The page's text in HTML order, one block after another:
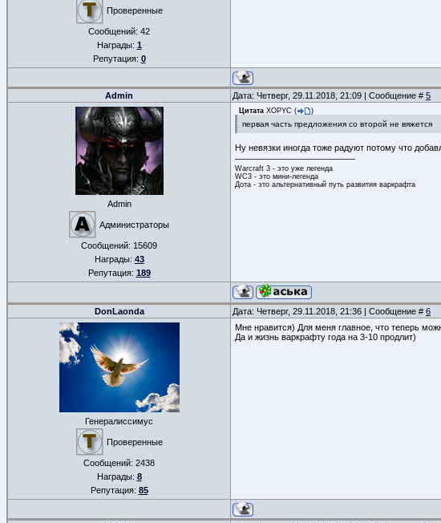
Проверенные
Сообщений: 42
Награды: 1
Репутация: 0
Admin Дата: Четверг, 29.11.2018, 21:09 | Сообщение # 5
Admin
Администраторы
Сообщений: 15609
Награды: 43
Репутация: 189
Цитата XOPYC ( )
первая часть предложения со второй не вяжется
Ну невязки иногда тоже радуют потому что
Warcraft 3 - это уже легенда
WC3 - это мини-легенда
Дота - это альтернативный путь развития варкрафта
DonLaonda Дата: Четверг, 29.11.2018, 21:36 | Сообщение # 6
Генералиссимус
Проверенные
Сообщений: 2438
Награды: 8
Репутация: 85
Мне нравится) Для меня главное, что теперь
Да и жизнь варкрафту года на 3-10 продлит)